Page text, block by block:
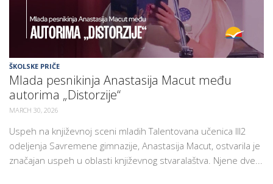
ŠKOLSKE PRIČE
Mlada pesnikinja Anastasija Macut među
autorima „Distorzije“
MARCH 30, 2026
Uspeh na književnoj sceni mladih Talentovana učenica III2
odeljenja Savremene gimnazije, Anastasija Macut, ostvarila je
značajan uspeh u oblasti književnog stvaralaštva. Njene dve...